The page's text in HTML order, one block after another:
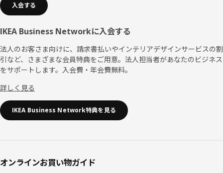
入会する
IKEA Business Networkに入会する
法人のお客さま向けに、請求書払いやインテリアデザインサービスの割
引など、さまざまな会員特典をご用意。法人担当者があなたのビジネス
をサポートします。入会費・年会費無料。
詳しく見る
IKEA Business Network特典を見る
オンラインお買い物ガイド